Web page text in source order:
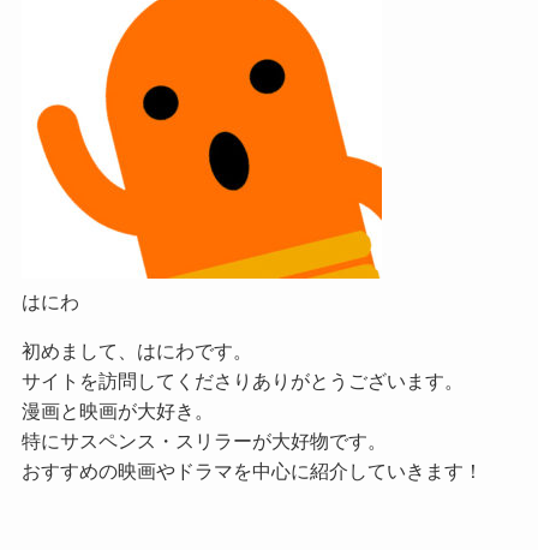
はにわ
初めまして、はにわです。
サイトを訪問してくださりありがとうございます。
漫画と映画が大好き。
特にサスペンス・スリラーが大好物です。
おすすめの映画やドラマを中心に紹介していきます！